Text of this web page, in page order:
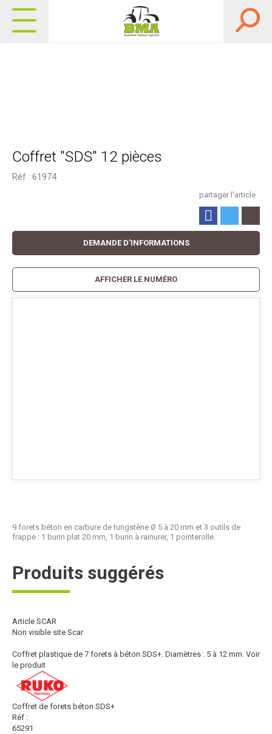
Coffret "SDS" 12 pièces
Réf : 61974
partager l'article
9 forets béton en carbure de tungstène Ø 5 à 20 mm et 3 outils de
frappe : 1 burin plat 20 mm, 1 burin à rainurer, 1 pointerolle.
DEMANDE D'INFORMATIONS
AFFICHER LE NUMÉRO
Produits suggérés
Article SCAR
Non visible site Scar
Coffret plastique de 7 forets à béton SDS+. Diamètres : 5 à 12 mm. Voir
le produit
Coffret de forets béton SDS+
Réf :
65291